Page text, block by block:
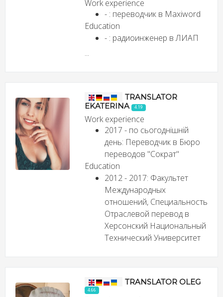
Work experience
- : переводчик в Maxiword
Education
- : радиоинженер в ЛИАП
...
TRANSLATOR
EKATERINA
4.19
Work experience
2017 - по сьогоднішній
день: Переводчик в Бюро
переводов "Сократ"
Education
2012 - 2017: Факультет
Международных
отношений, Специальность
Отраслевой перевод в
Херсонский Национальный
Технический Университет
TRANSLATOR OLEG
4.66